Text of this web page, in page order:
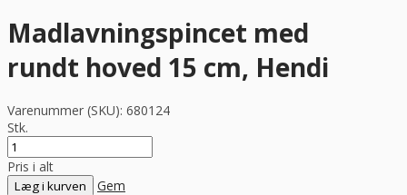
Madlavningspincet med
rundt hoved 15 cm, Hendi
Varenummer (SKU): 680124
Stk.
Pris i alt
Læg i kurven
Gem